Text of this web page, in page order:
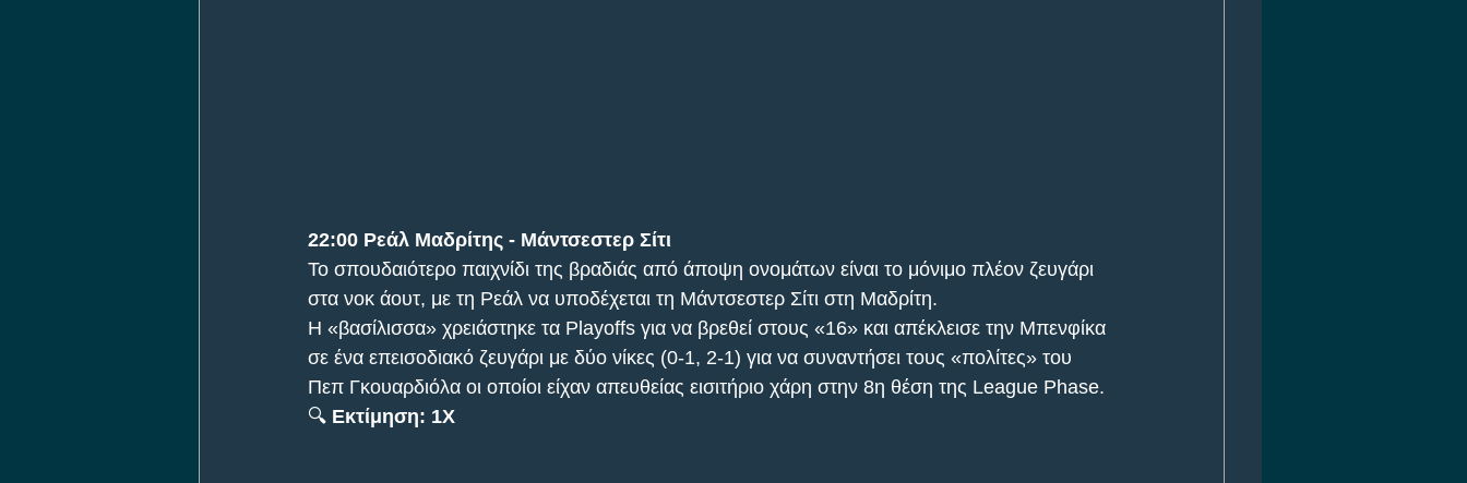
22:00 Ρεάλ Μαδρίτης - Μάντσεστερ Σίτι
Το σπουδαιότερο παιχνίδι της βραδιάς από άποψη ονομάτων είναι το μόνιμο πλέον ζευγάρι
στα νοκ άουτ, με τη Ρεάλ να υποδέχεται τη Μάντσεστερ Σίτι στη Μαδρίτη.
Η «βασίλισσα» χρειάστηκε τα Playoffs για να βρεθεί στους «16» και απέκλεισε την Μπενφίκα
σε ένα επεισοδιακό ζευγάρι με δύο νίκες (0-1, 2-1) για να συναντήσει τους «πολίτες» του
Πεπ Γκουαρδιόλα οι οποίοι είχαν απευθείας εισιτήριο χάρη στην 8η θέση της League Phase.
🔍 Εκτίμηση: 1X